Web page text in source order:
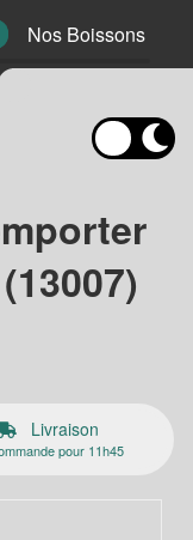
Nos Boissons
Livraison
pour 11h45